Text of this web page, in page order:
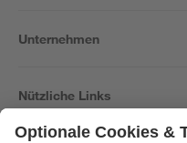
Unternehmen
Nützliche Links